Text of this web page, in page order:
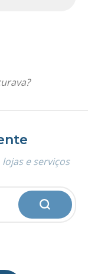
e serviços